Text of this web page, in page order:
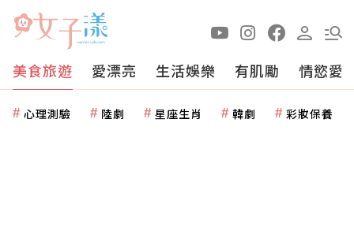
美食旅遊 愛漂亮 生活娛樂 有肌勵 情慾愛
心理測驗 陸劇 星座生肖 韓劇 彩妝保養